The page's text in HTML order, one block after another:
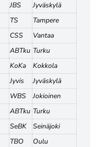
JBS
Jyväskylä
TS
Tampere
CSS
Vantaa
ABTku Turku
KoKa
Kokkola
Jyvis
Jyväskylä
WBS
Jokioinen
ABTku Turku
SeBK
Seinäjoki
TBO
Oulu